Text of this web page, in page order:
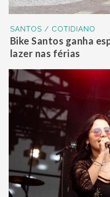
SANTOS / COTIDIANO
Bike Santos ganha
lazer nas férias